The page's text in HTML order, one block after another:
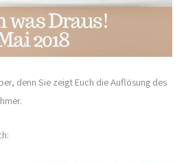
denn Sie zeigt Euch die Auflösung des